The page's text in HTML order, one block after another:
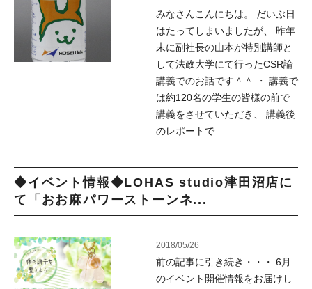
みなさんこんにちは。 だいぶ日
はたってしまいましたが、 昨年
末に副社長の山本が特別講師と
して法政大学にて行ったCSR論
講義でのお話です＾＾ ・ 講義で
は約120名の学生の皆様の前で
講義をさせていただき、 講義後
のレポートで...
◆イベント情報◆LOHAS studio津田沼店に
て「おお麻パワーストーンネ...
2018/05/26
前の記事に引き続き・・・ 6月
のイベント開催情報をお届けし